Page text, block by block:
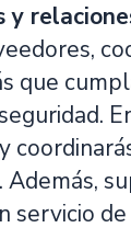
que
Además,
servicio